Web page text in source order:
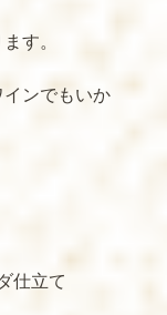
す。
ンでもいか
仕立て